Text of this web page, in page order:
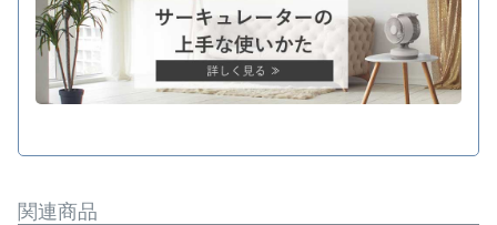
関連商品